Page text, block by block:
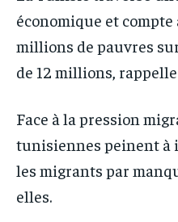
économique et
millions de pauvres
de 12 millions,
Face à la pression
tunisiennes peinent à
les migrants par
elles.